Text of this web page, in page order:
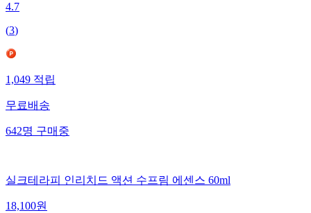
4.7
(3)
1,049 적립
무료배송
642명 구매중
실크테라피 인리치드 액션 수프림 에센스 60ml
18,100원